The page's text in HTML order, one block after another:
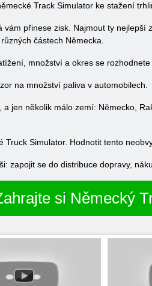
Track Simulator ke stažení
přinese zisk. Najmout ty
částech Německa.
množství a okres se rozhodnete
na množství paliva v automobilech.
jen několik málo zemí: Německo,
Simulator. Hodnotit tento
zapojit se do distribuce dopravy,
si Německý